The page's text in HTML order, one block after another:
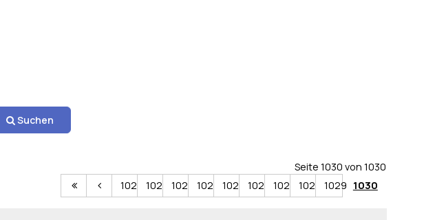
Suchen
Seite 1030 von 1030
1021
1022 1023 1024 1025 1026 1027 1028 1029 1030